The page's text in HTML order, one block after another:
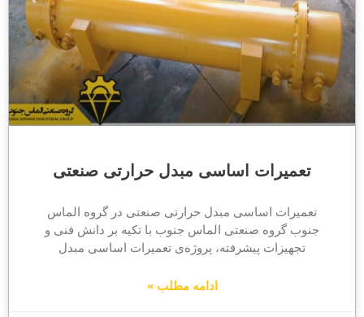
تعمیرات اساسی مبدل حرارتی صنعتی
تعمیرات اساسی مبدل حرارتی صنعتی در گروه الماس
جنوب گروه صنعتی الماس جنوب با تکیه بر دانش فنی و
تجهیزات پیشرفته، پروژه‌ی تعمیرات اساسی مبدل
ادامه مطلب »